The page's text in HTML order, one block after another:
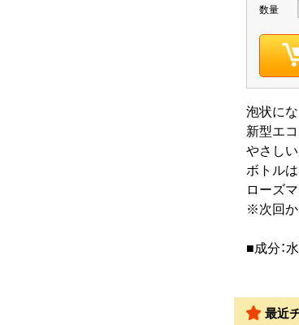
数量
泡状に
新型エ
やさし
ボトル
ローズ
※次回か
■成分：
最近